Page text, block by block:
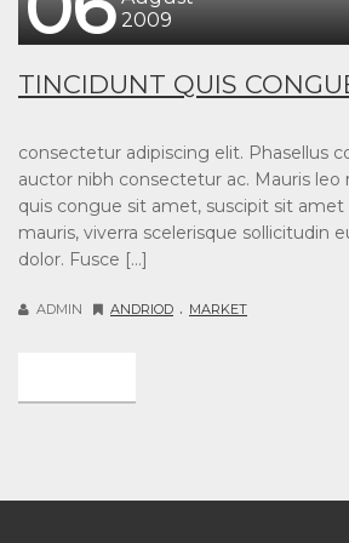
2009
TINCIDUNT QUIS
consectetur adipiscing elit. Phasellus
auctor nibh consectetur ac. Mauris
quis congue sit amet, suscipit sit
mauris, viverra scelerisque sollicitudin
dolor. Fusce […]
ADMIN ANDRIOD . MARKET